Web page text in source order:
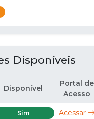
Disponíveis
Disponível
Portal de
Acesso
Sim Acessar